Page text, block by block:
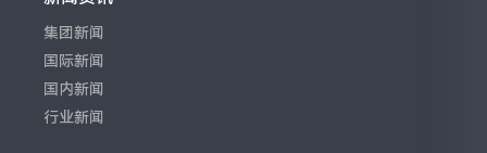
集团新闻
国际新闻
国内新闻
行业新闻